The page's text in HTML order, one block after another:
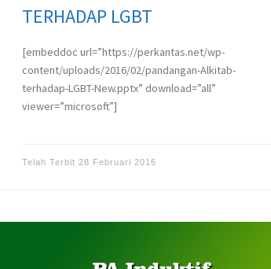
TERHADAP LGBT
[embeddoc url=”https://perkantas.net/wp-
content/uploads/2016/02/pandangan-Alkitab-
terhadap-LGBT-New.pptx” download=”all”
viewer=”microsoft”]
Telah Terbit28 Februari 2016